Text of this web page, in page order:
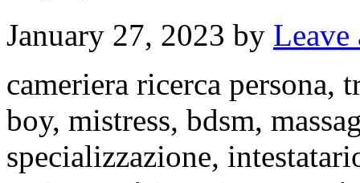
January 27, 2023 by Leave
cameriera ricerca
boy, mistress, bdsm,
specializzazione,